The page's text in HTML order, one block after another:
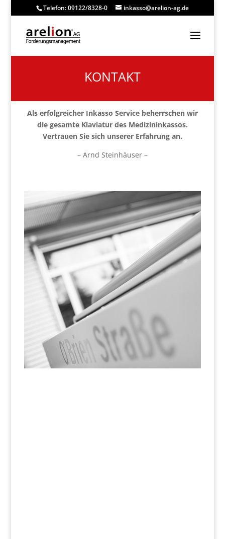
Telefon: 09122/8328-0 inkasso@arelion-ag.de
KONTAKT
Als erfolgreicher Inkasso Service beherrschen wir
die gesamte Klaviatur des Medizininkassos.
Vertrauen Sie sich unserer Erfahrung an.
– Arnd Steinhäuser –